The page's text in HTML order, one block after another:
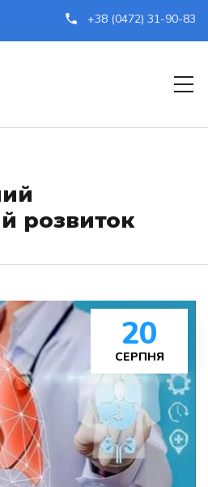
+38 (0472) 31-90-83
розвиток
20
СЕРПНЯ